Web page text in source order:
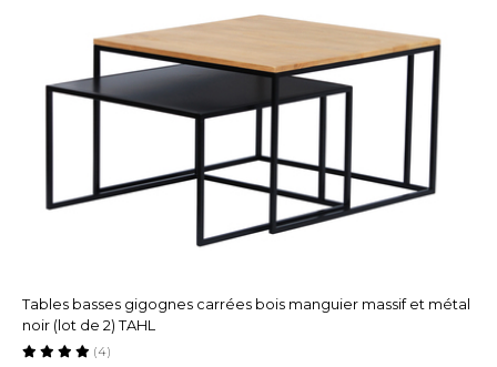
Tables basses gigognes carrées bois manguier massif et métal
noir (lot de 2) TAHL
(4)